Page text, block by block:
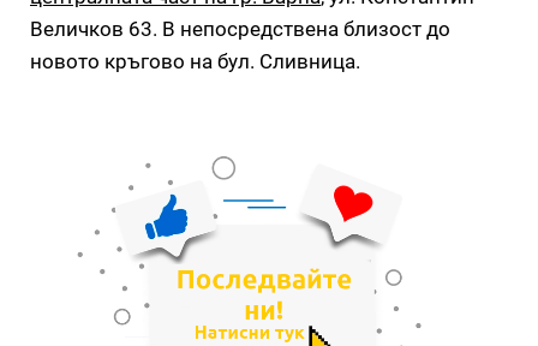
Величков 63. В непосредствена близост до
новото кръгово на бул. Сливница.